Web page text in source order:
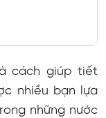
cách giúp tiết
nhiều bạn lựa
những nước